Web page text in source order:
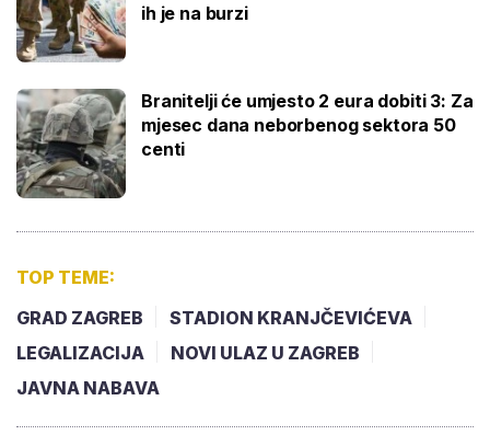
ih je na burzi
Branitelji će umjesto 2 eura dobiti 3: Za
mjesec dana neborbenog sektora 50
centi
TOP TEME:
GRAD ZAGREB
STADION KRANJČEVIĆEVA
LEGALIZACIJA
NOVI ULAZ U ZAGREB
JAVNA NABAVA